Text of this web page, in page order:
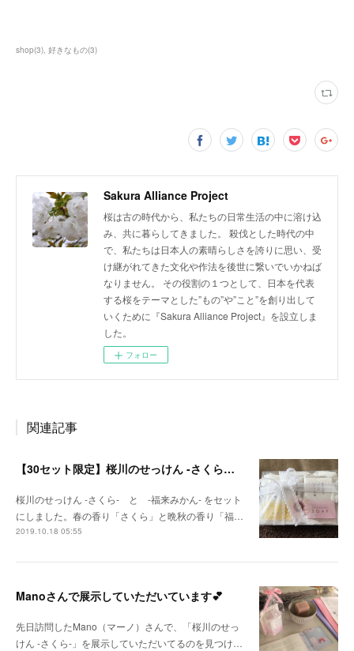
shop(3) 好きなもの(3)
Sakura Alliance Project
桜は古の時代から、私たちの日常生活の中に溶け込
み、共に暮らしてきました。 殺伐とした時代の中
で、私たちは日本人の素晴らしさを誇りに思い、受
け継がれてきた文化や作法を後世に繋いでいかねば
なりません。 その役割の１つとして、日本を代表
する桜をテーマとした”もの”や”こと”を創り出して
いくために『Sakura Alliance Project』を設立しま
した。
フォロー
関連記事
【30セット限定】桜川のせっけん -さくら＆福来みかん- セット
桜川のせっけん -さくら- と -福来みかん- をセット
にしました。春の香り「さくら」と晩秋の香り「福…
2019.10.18 05:55
Manoさんで展示していただいています💕
先日訪問したMano（マーノ）さんで、「桜川のせっ
けん -さくら-」を展示していただいてるのを見つけ…